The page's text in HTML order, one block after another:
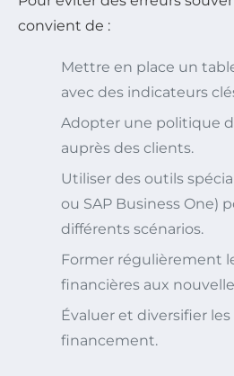
convient de :
Mettre en place un
avec des indicateurs
Adopter une politique
auprès des clients.
Utiliser des outils
ou SAP Business One)
différents scénarios.
Former régulièrement
financières aux
Évaluer et diversifier
financement.